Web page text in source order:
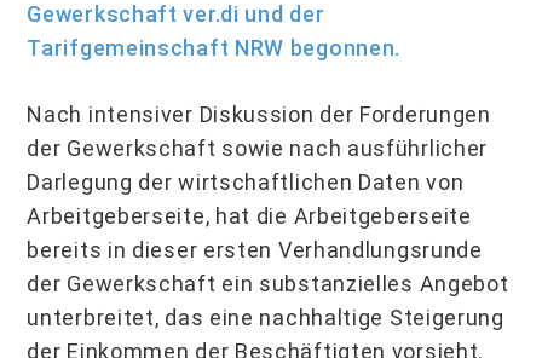
Gewerkschaft ver.di und der
Tarifgemeinschaft NRW begonnen.
Nach intensiver Diskussion der Forderungen
der Gewerkschaft sowie nach ausführlicher
Darlegung der wirtschaftlichen Daten von
Arbeitgeberseite, hat die Arbeitgeberseite
bereits in dieser ersten Verhandlungsrunde
der Gewerkschaft ein substanzielles Angebot
unterbreitet, das eine nachhaltige Steigerung
der Einkommen der Beschäftigten vorsieht.